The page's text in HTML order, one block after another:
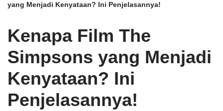
yang Menjadi Kenyataan? Ini Penjelasannya!
Kenapa Film The
Simpsons yang Menjadi
Kenyataan? Ini
Penjelasannya!